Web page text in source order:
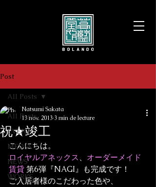
Post
All Posts
EVENT
MEDIA
NEWS
WORKS
All Posts
祝★竣工
Natsumi Sakata
13 nov. 2013 3 min de lecture
こんにちは。
ロイヤルアネックス、 オーダーメイド
賃貸 第6弾『NAGI』も完成です！
ご入居者様のこだわった色や、